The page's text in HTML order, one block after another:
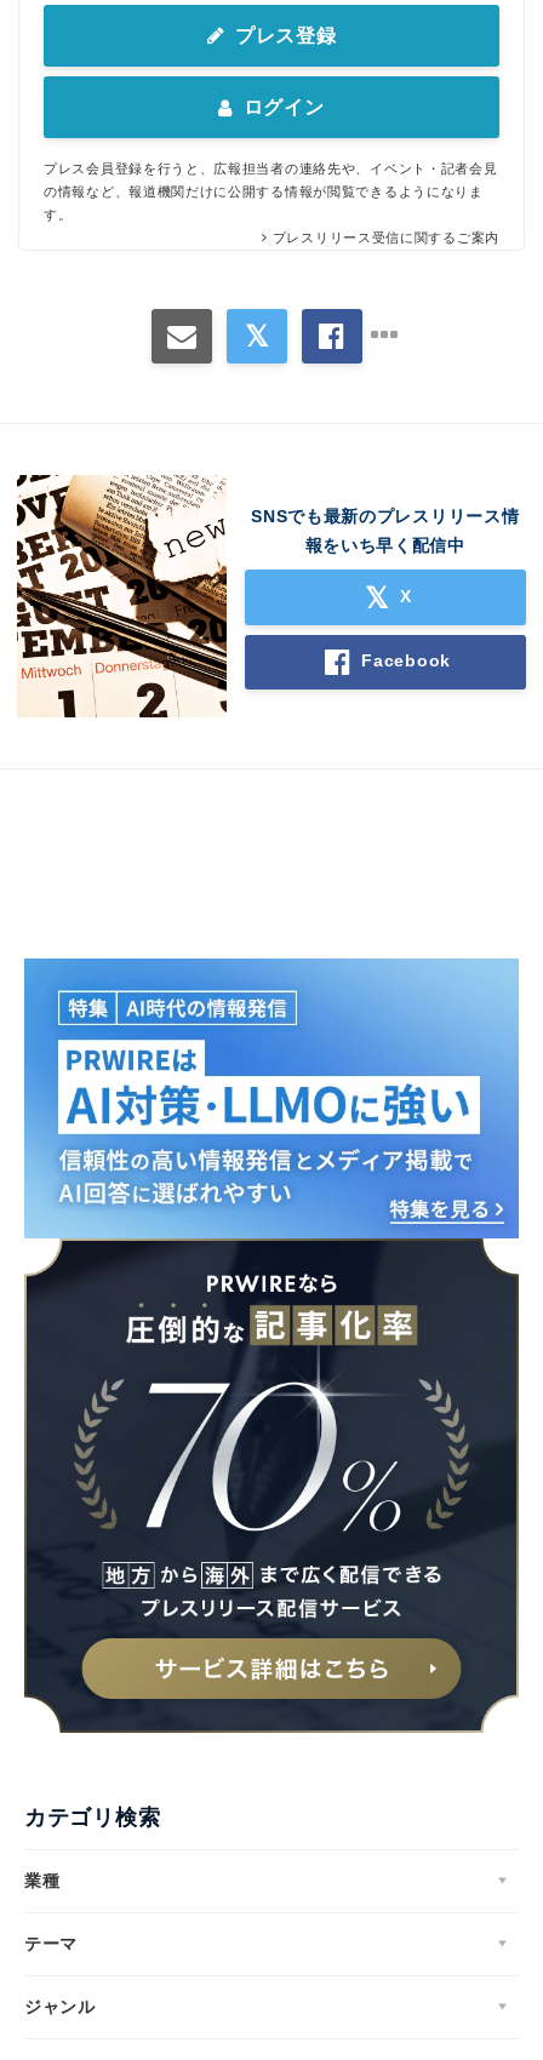
プレス登録
ログイン
プレス会員登録を行うと、広報担当者の連絡先や、イベント・記者会見
の情報など、報道機関だけに公開する情報が閲覧できるようになりま
す。
プレスリリース受信に関するご案内
SNSでも最新のプレスリリース情
報をいち早く配信中
X
Facebook
カテゴリ検索
業種
テーマ
ジャンル